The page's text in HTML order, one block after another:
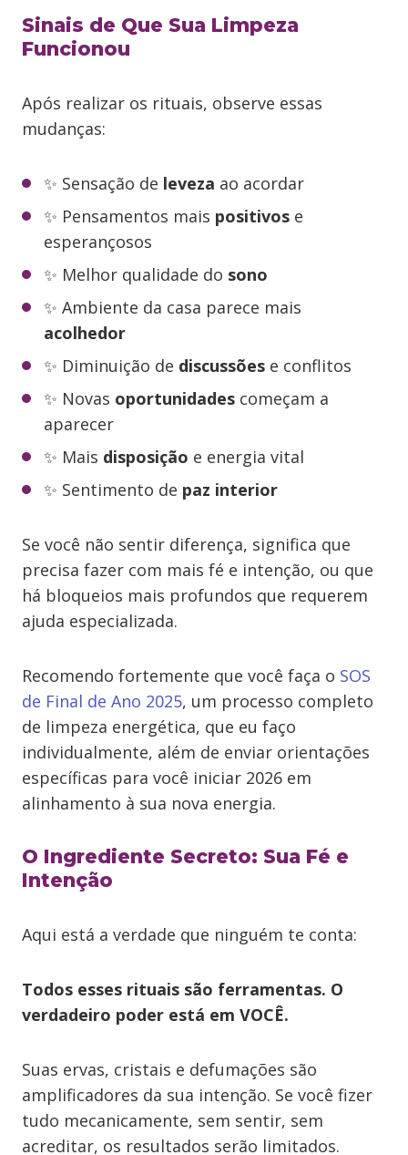
Sinais de Que Sua Limpeza
Funcionou
Após realizar os rituais, observe essas
mudanças:
✨ Sensação de leveza ao acordar
✨ Pensamentos mais positivos e
esperançosos
✨ Melhor qualidade do sono
✨ Ambiente da casa parece mais
acolhedor
✨ Diminuição de discussões e conflitos
✨ Novas oportunidades começam a
aparecer
✨ Mais disposição e energia vital
✨ Sentimento de paz interior
Se você não sentir diferença, significa que
precisa fazer com mais fé e intenção, ou que
há bloqueios mais profundos que requerem
ajuda especializada.
Recomendo fortemente que você faça o SOS
de Final de Ano 2025, um processo completo
de limpeza energética, que eu faço
individualmente, além de enviar orientações
específicas para você iniciar 2026 em
alinhamento à sua nova energia.
O Ingrediente Secreto: Sua Fé e
Intenção
Aqui está a verdade que ninguém te conta:
Todos esses rituais são ferramentas. O
verdadeiro poder está em VOCÊ.
Suas ervas, cristais e defumações são
amplificadores da sua intenção. Se você fizer
tudo mecanicamente, sem sentir, sem
acreditar, os resultados serão limitados.